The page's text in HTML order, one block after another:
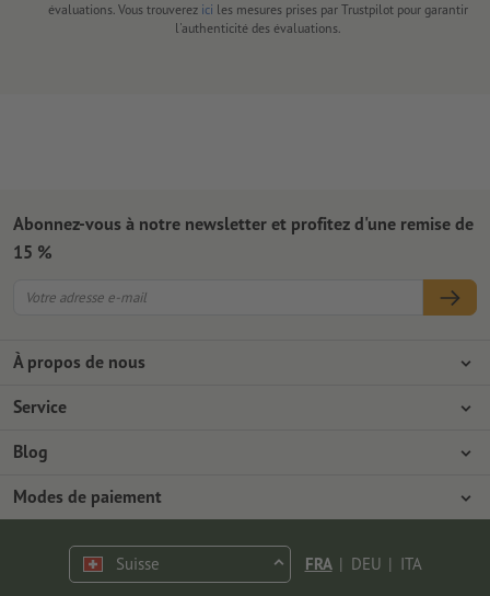
évaluations. Vous trouverez ici les mesures prises par Trustpilot pour garantir
l'authenticité des évaluations.
À propos de nous
L'entreprise
Protection de l'environnement
Service
Modes de paiement
Expédition
Programme Premium
Blog
Tutoriels Photoshop
Polices & Fonts gratuits
Modes de paiement
Abonnez-vous à notre newsletter et profitez d'une remise de
15 %
Suisse FRA | DEU | ITA